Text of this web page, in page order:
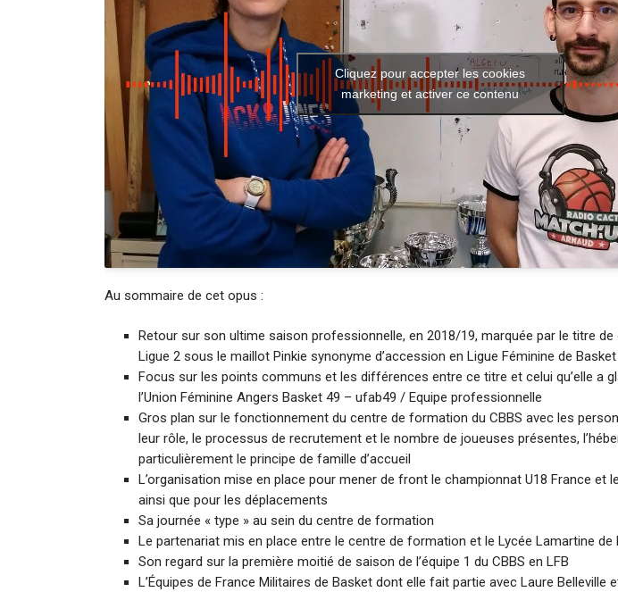
Cliquez pour accepter les cookies
marketing et activer ce contenu
Au sommaire de cet opus :
Retour sur son ultime saison professionnelle, en 2018/19, marquée par le titre de
Ligue 2 sous le maillot Pinkie synonyme d’accession en Ligue Féminine de Basket
Focus sur les points communs et les différences entre ce titre et celui qu’elle a
l’Union Féminine Angers Basket 49 – ufab49 / Equipe professionnelle
Gros plan sur le fonctionnement du centre de formation du CBBS avec les
leur rôle, le processus de recrutement et le nombre de joueuses présentes,
particulièrement le principe de famille d’accueil
L’organisation mise en place pour mener de front le championnat U18 France et
ainsi que pour les déplacements
Sa journée « type » au sein du centre de formation
Le partenariat mis en place entre le centre de formation et le Lycée Lamartine de
Son regard sur la première moitié de saison de l’équipe 1 du CBBS en LFB
L’Équipes de France Militaires de Basket dont elle fait partie avec Laure Belleville